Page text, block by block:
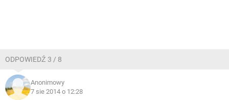
ODPOWIEDŹ 3 / 8
Anonimowy
7 sie 2014 o 12:28